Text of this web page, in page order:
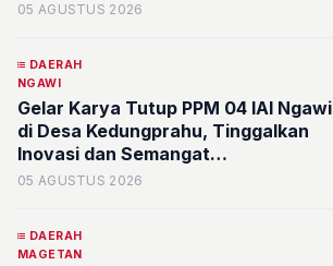
05 AGUSTUS 2026
DAERAH
NGAWI
Gelar Karya Tutup PPM 04 IAI Ngawi
di Desa Kedungprahu, Tinggalkan
Inovasi dan Semangat
Pemberdayaan Masyarakat
05 AGUSTUS 2026
DAERAH
MAGETAN